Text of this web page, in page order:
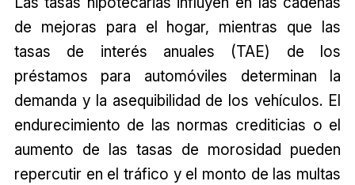
de mejoras para el hogar, mientras que las
tasas de interés anuales (TAE) de los
préstamos para automóviles determinan la
demanda y la asequibilidad de los vehículos. El
endurecimiento de las normas crediticias o el
aumento de las tasas de morosidad pueden
repercutir en el tráfico y el monto de las multas